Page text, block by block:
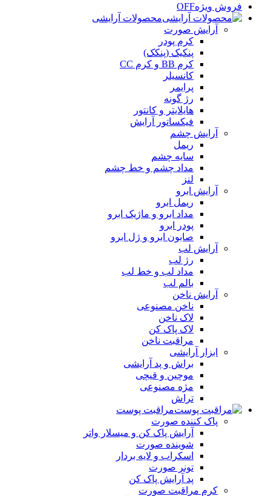
فروش ویژهOFF
محصولات آرایشی
آرایش صورت
کرم پودر
پنکیک (پنکک)
کرم BB و کرم CC
کانسیلر
پرایمر
رژ گونه
هایلایتر و کانتور
فیکساتور آرایش
آرایش چشم
ریمل
سایه چشم
مداد چشم و خط چشم
لنز
آرایش ابرو
ریمل ابرو
مداد ابرو و ماژیک ابرو
پودر ابرو
صابون ابرو و ژل ابرو
آرایش لب
رژ لب
مداد لب و خط لب
بالم لب
آرایش ناخن
ناخن مصنوعی
لاک ناخن
لاک پاک کن
مراقبت ناخن
ابزار آرایشی
براش و پد آرایشی
موچین و قیچی
مژه مصنوعی
تراش
مراقبت پوست
پاک کننده صورت
آرايش پاک کن و ميسلار واتر
شوينده صورت
اسکراب و لايه بردار
تونر صورت
پد آرايش پاک کن
کرم مراقبت صورت